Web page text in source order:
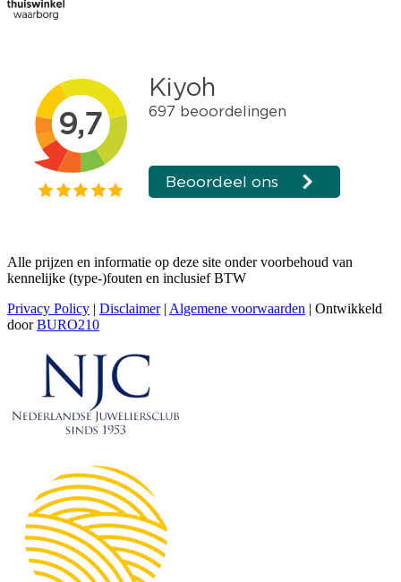
Alle prijzen en informatie op deze site onder voorbehoud van
kennelijke (type-)fouten en inclusief BTW
Privacy Policy | Disclaimer| Algemene voorwaarden | Ontwikkeld
doorBURO210